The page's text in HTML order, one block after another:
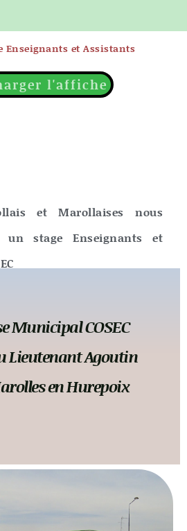
l'affiche
et Marollaises nous
un stage Enseignants et
Municipal COSEC
Lieutenant Agoutin
en Hurepoix